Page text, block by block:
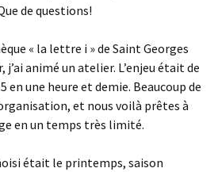
de questions!
« la lettre i » de Saint Georges
j’ai animé un atelier. L’enjeu était de
en une heure et demie. Beaucoup de
et nous voilà prêtes à
en un temps très limité.
était le printemps, saison